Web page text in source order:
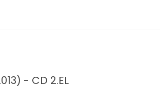
- CD 2.EL